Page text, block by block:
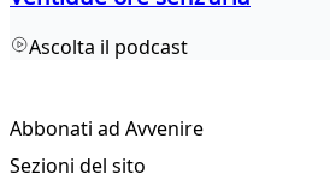
Ascolta il podcast
Abbonati ad Avvenire
Sezioni del sito